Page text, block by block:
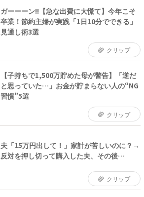
ガーーーン!!【急な出費に大慌て】今年こそ
卒業！節約主婦が実践「1日10分でできる」
見通し術3選
クリップ
【子持ちで1,500万貯めた母が警告】「逆だ
と思っていた…」お金が貯まらない人の“NG
習慣”5選
クリップ
夫「15万円出して！」家計が苦しいのに？→
反対を押し切って購入した夫、その後…
クリップ